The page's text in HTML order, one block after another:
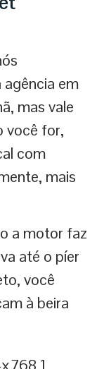
em
mas vale
você for,
com
mais
a motor faz
até o píer
você
à beira